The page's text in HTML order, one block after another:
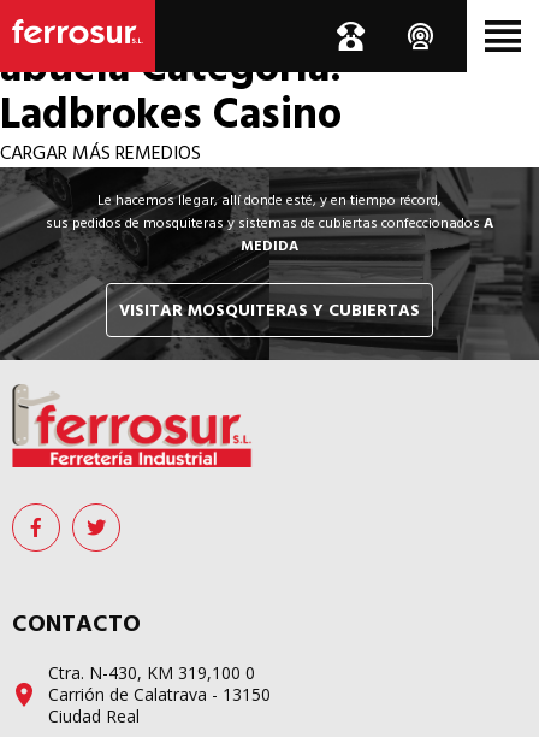
Los por si acaso de la
abuelaCategoría:
Ladbrokes Casino
CARGAR MÁS REMEDIOS
Le hacemos llegar, allí donde esté, y en tiempo récord,
sus pedidos de mosquiteras y sistemas de cubiertas confeccionadosA
MEDIDA
VISITAR MOSQUITERAS Y CUBIERTAS
CONTACTO
Ctra. N-430, KM 319,100 0
Carrión de Calatrava - 13150
Ciudad Real